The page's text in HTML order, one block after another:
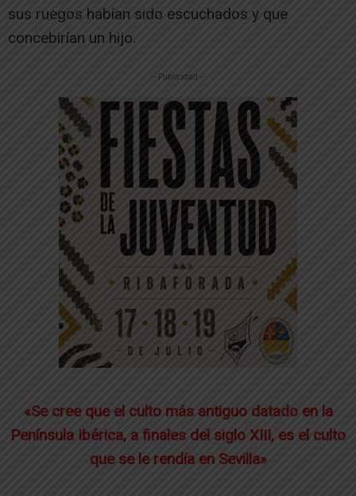
sus ruegos habían sido escuchados y que
concebirían un hijo.
-- Publicidad --
«Se cree que el culto más antiguo datado en la
Península Ibérica, a finales del siglo XIII, es el culto
que se le rendía en Sevilla»